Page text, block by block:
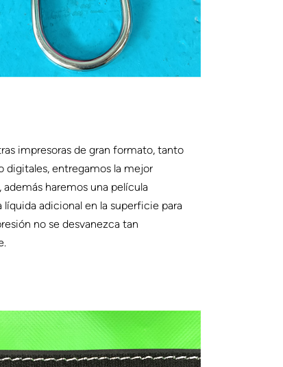
impresoras de gran formato, tanto
digitales, entregamos la mejor
además haremos una película
líquida adicional en la superficie para
no se desvanezca tan